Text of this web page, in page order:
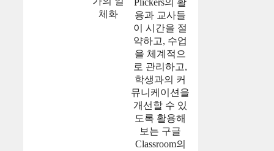
체화
Plickers의 활
용과 교사들
이 시간을 절
약하고, 수업
을 체계적으
로 관리하고,
학생과의 커
뮤니케이션을
개선할 수 있
도록 활용해
보는 구글
Classroom의